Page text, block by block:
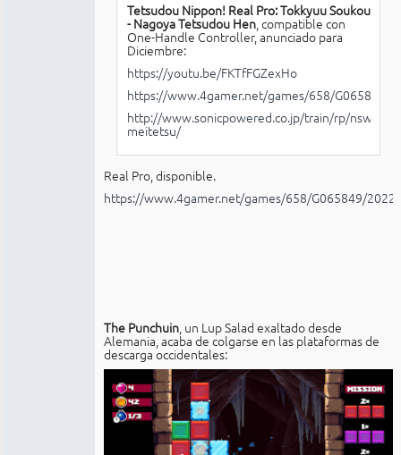
Tetsudou Nippon! Real Pro: Tokkyuu Soukou
- Nagoya Tetsudou Hen, compatible con
One-Handle Controller, anunciado para
Diciembre:
https://youtu.be/FKTfFGZexHo
https://www.4gamer.net/games/658/G065849/
http://www.sonicpowered.co.jp/train/rp/nsw-
meitetsu/
Real Pro, disponible.
https://www.4gamer.net/games/658/G065849/
The Punchuin , un Lup Salad exaltado desde
Alemania, acaba de colgarse en las plataformas de
descarga occidentales: